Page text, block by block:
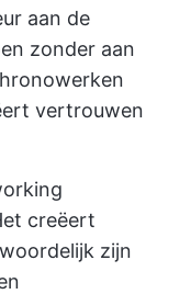
aan de
zonder aan
vertrouwen
creëert
zijn